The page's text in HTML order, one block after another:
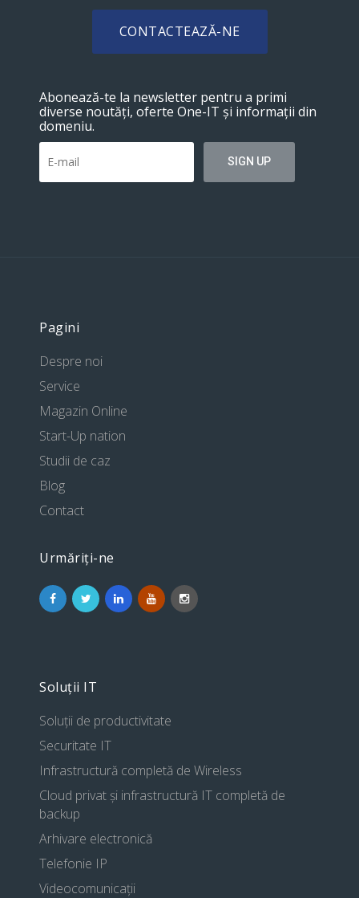
CONTACTEAZĂ-NE
Abonează-te la newsletter pentru a primi
diverse noutăți, oferte One-IT și informații din
domeniu.
Pagini
Despre noi
Service
Magazin Online
Start-Up nation
Studii de caz
Blog
Contact
Urmăriți-ne
Soluții IT
Soluții de productivitate
Securitate IT
Infrastructură completă de Wireless
Cloud privat și infrastructură IT completă de
backup
Arhivare electronică
Telefonie IP
Videocomunicații